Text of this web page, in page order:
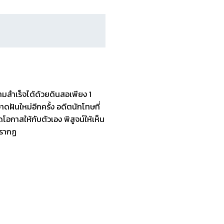
สำเร็จได้ด้วยดินสอเพียง 1
ดฝันใหม่อีกครั้ง อดีตนักโทษที่
อกาสให้กับตัวเอง พิสูจน์ให้เห็น
ากฏ